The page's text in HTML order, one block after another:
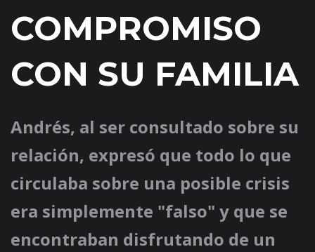
COMPROMISO
CON SU FAMILIA
Andrés, al ser consultado sobre su
relación, expresó que todo lo que
circulaba sobre una posible crisis
era simplemente "falso" y que se
encontraban disfrutando de un